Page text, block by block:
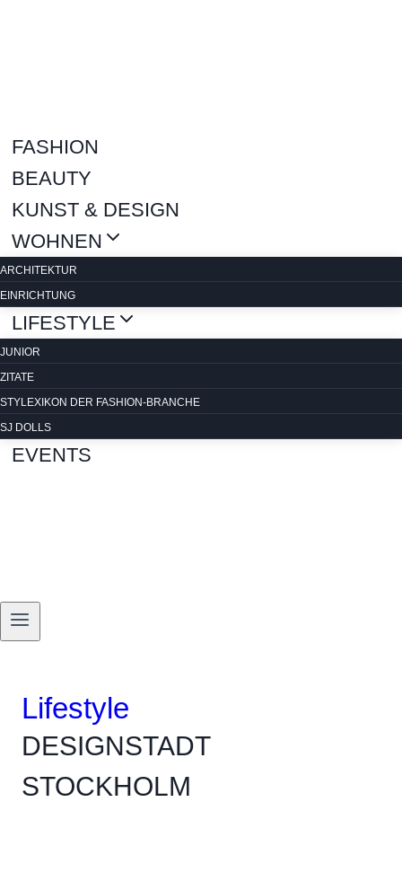
FASHION
BEAUTY
KUNST & DESIGN
WOHNEN
ARCHITEKTUR
EINRICHTUNG
LIFESTYLE
JUNIOR
ZITATE
STYLEXIKON DER FASHION-BRANCHE
SJ DOLLS
EVENTS
Lifestyle
DESIGNSTADT
STOCKHOLM